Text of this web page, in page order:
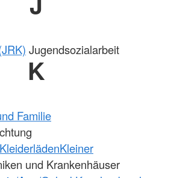
Jugendsozialarbeit
K
Familie
KleiderlädenKleiner
und Krankenhäuser